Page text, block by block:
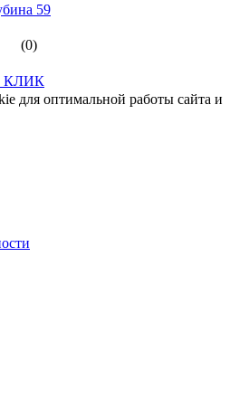
59
(0)
КЛИК
для оптимальной работы сайта и